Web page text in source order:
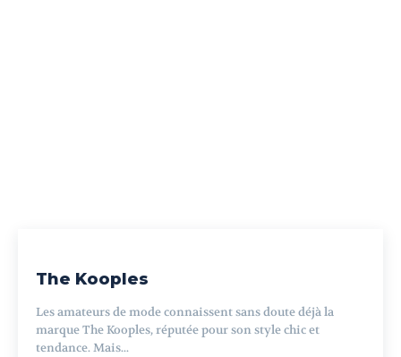
The Kooples
Les amateurs de mode connaissent sans doute déjà la
marque The Kooples, réputée pour son style chic et
tendance. Mais...